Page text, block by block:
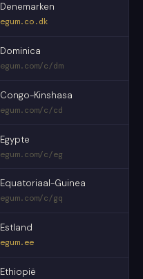
Denemarken
egum.co.dk
Dominica
egum.com/c/dm
Congo-Kinshasa
egum.com/c/cd
Egypte
egum.com/c/eg
Equatoriaal-Guinea
egum.com/c/gq
Estland
egum.ee
Ethiopië